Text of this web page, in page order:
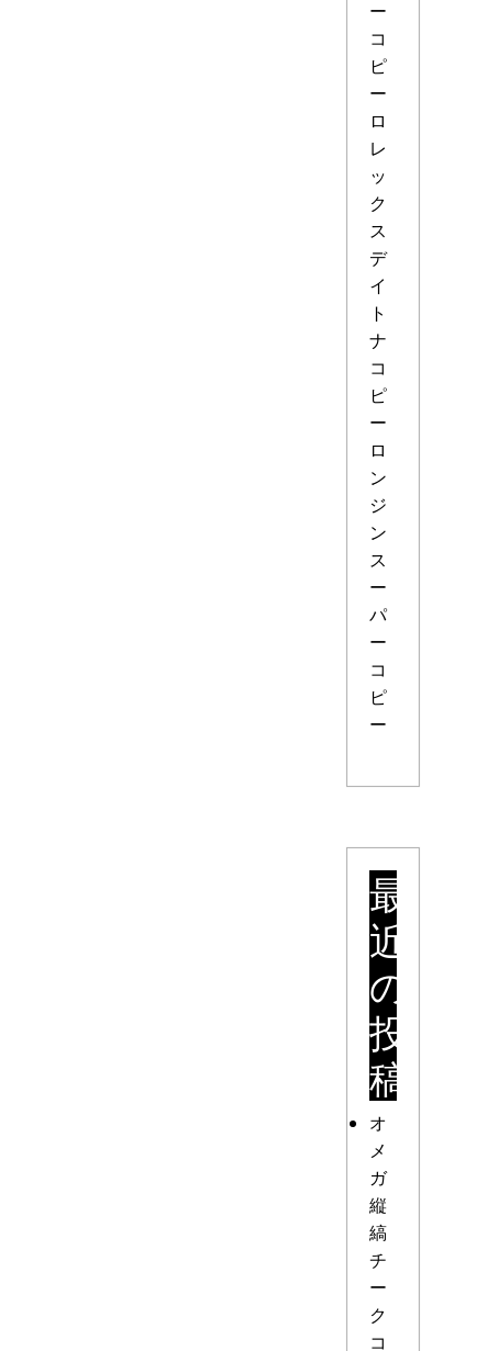
ー
コ
ピ
ー
ロ
レ
ッ
ク
ス
デ
イ
ト
ナ
コ
ピ
ー
ロ
ン
ジ
ン
ス
ー
パ
ー
コ
ピ
ー
最
近
の
投
稿
オ
メ
ガ
縦
縞
チ
ー
ク
コ